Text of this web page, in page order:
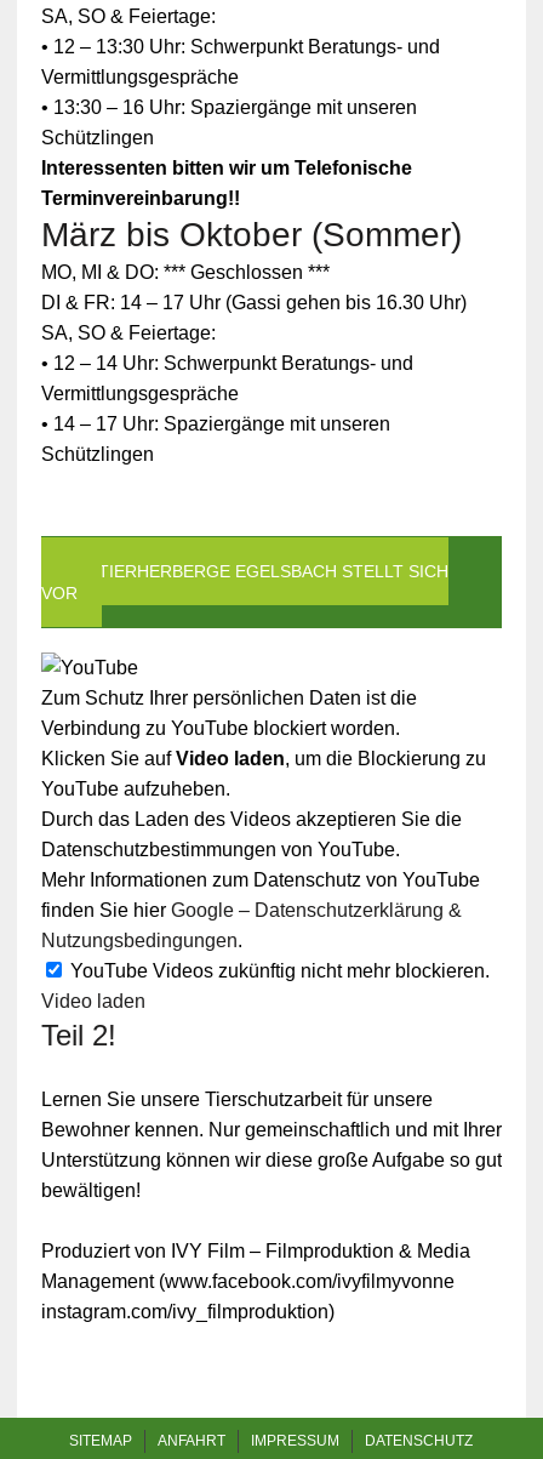
SA, SO & Feiertage:
• 12 – 13:30 Uhr: Schwerpunkt Beratungs- und
Vermittlungsgespräche
• 13:30 – 16 Uhr: Spaziergänge mit unseren
Schützlingen
Interessenten bitten wir um Telefonische
Terminvereinbarung!!
März bis Oktober (Sommer)
MO, MI & DO: *** Geschlossen ***
DI & FR: 14 – 17 Uhr (Gassi gehen bis 16.30 Uhr)
SA, SO & Feiertage:
• 12 – 14 Uhr: Schwerpunkt Beratungs- und
Vermittlungsgespräche
• 14 – 17 Uhr: Spaziergänge mit unseren
Schützlingen
DIE TIERHERBERGE EGELSBACH STELLT SICH
VOR
Zum Schutz Ihrer persönlichen Daten ist die
Verbindung zu YouTube blockiert worden.
Klicken Sie aufVideo laden, um die Blockierung zu
YouTube aufzuheben.
Durch das Laden des Videos akzeptieren Sie die
Datenschutzbestimmungen von YouTube.
Mehr Informationen zum Datenschutz von YouTube
finden Sie hier Google – Datenschutzerklärung &
Nutzungsbedingungen.
YouTube Videos zukünftig nicht mehr blockieren.
Video laden
Teil 2!
Lernen Sie unsere Tierschutzarbeit für unsere
Bewohner kennen. Nur gemeinschaftlich und mit Ihrer
Unterstützung können wir diese große Aufgabe so gut
bewältigen!
Produziert von IVY Film – Filmproduktion & Media
Management (www.facebook.com/ivyfilmyvonne
instagram.com/ivy_filmproduktion)
SITEMAP ANFAHRT IMPRESSUM DATENSCHUTZ